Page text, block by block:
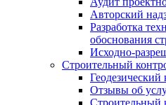
Авторский
Разработка
обоснования
Исходно-
Строительный
Геодезический
Отзывы об
Строительный